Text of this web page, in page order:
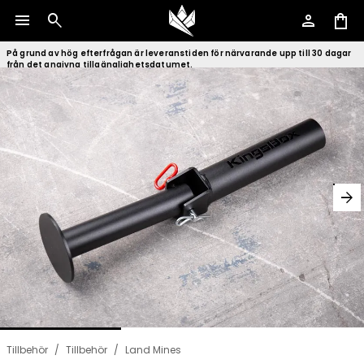
menu search person shopping_bag
På grund av hög efterfrågan är leveranstiden för närvarande upp till 30 dagar
från det angivna tillgänglighetsdatumet.
arrow_forward
Tillbehör / Tillbehör / Land Mines